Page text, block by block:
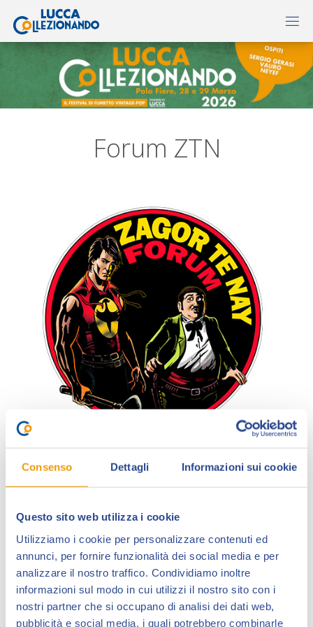
Consenso Dettagli Informazioni sui cookie
Questo sito web utilizza i cookie
Utilizziamo i cookie per personalizzare contenuti ed
annunci, per fornire funzionalità dei social media e per
analizzare il nostro traffico. Condividiamo inoltre
informazioni sul modo in cui utilizzi il nostro sito con i
nostri partner che si occupano di analisi dei dati web,
pubblicità e social media, i quali potrebbero combinarle
Forum ZTN
web”, da oltre dieci anni rappresenta un importante
punto di riferimento per tutti quelli che seguono e
personaggioZagor.
Commenti alle storie, sondaggi, anticipazioni, raduni e
proposte, sono solo alcune fra le molteplici attività
che il gruppo offre da sempre. Una passione senza
confini e senza età, espressa anche con una
caratteristica che lo rende davvero unico, nel pur